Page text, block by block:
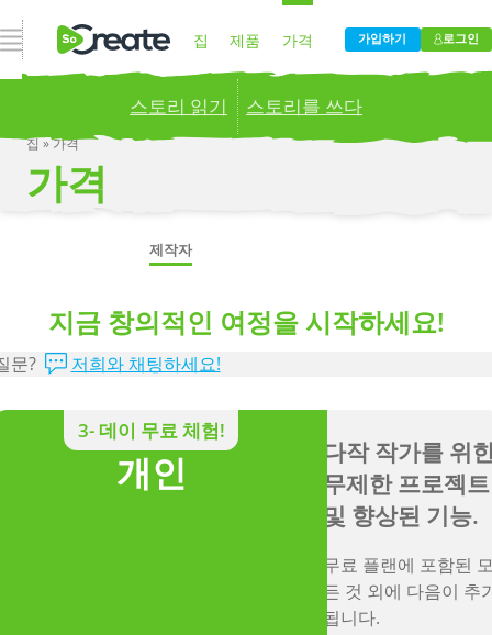
내비게이션 열기 집 제품 가격
블로그 회사
가입하기 로그인
스토리 읽기 스토리를 쓰다
Publish your stories to a global audience.
집»가격
가격
제작자
지금 창의적인 여정을 시작하세요!
문? 저희와 채팅하세요!
3- 데이 무료 체험!
개인
다작 작가를 위
무제한 프로젝트
및 향상된 기능.
무료 플랜에 포함된
든 것 외에 다음이 추
됩니다.
학생
더 적은 비용으
시나리오 작성을
이 한정된 학생
지금 이용할 수